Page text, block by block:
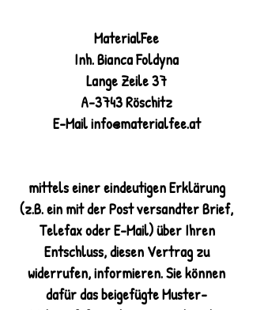
MaterialFee
Inh. Bianca Foldyna
Lange Zeile 37
A-3743 Röschitz
E-Mail info@materialfee.at
mittels einer eindeutigen Erklärung
(z.B. ein mit der Post versandter Brief,
Telefax oder E-Mail) über Ihren
Entschluss, diesen Vertrag zu
widerrufen, informieren. Sie können
dafür das beigefügte Muster-